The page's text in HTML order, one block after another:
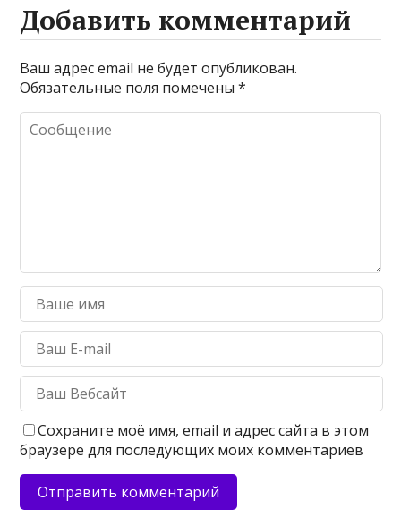
Добавить комментарий
Ваш адрес email не будет опубликован.
Обязательные поля помечены*
Сохраните моё имя, email и адрес сайта в этом
браузере для последующих моих комментариев